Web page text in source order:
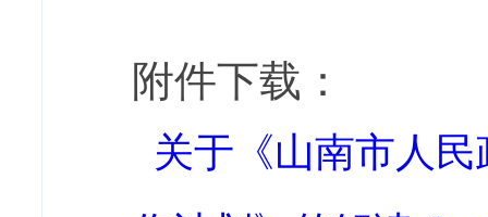
附件下载：
关于《山南市人